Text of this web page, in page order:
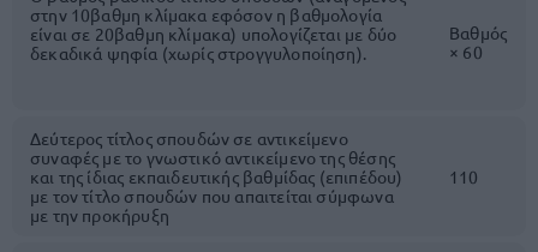
στην 10βαθμη κλίμακα εφόσον η βαθμολογία
είναι σε 20βαθμη κλίμακα) υπολογίζεται με δύο
δεκαδικά ψηφία (χωρίς στρογγυλοποίηση).
Βαθμός
× 60
Δεύτερος τίτλος σπουδών σε αντικείμενο
συναφές με το γνωστικό αντικείμενο της θέσης
και της ίδιας εκπαιδευτικής βαθμίδας (επιπέδου)
με τον τίτλο σπουδών που απαιτείται σύμφωνα
με την προκήρυξη
110